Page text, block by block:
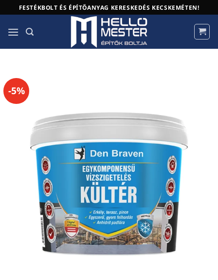
to
content
FESTÉKBOLT ÉS ÉPÍTŐANYAG KERESKEDÉS KECSKEMÉTEN!
-5%